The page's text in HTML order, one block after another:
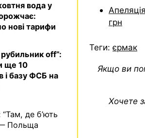
грн
Теги: єрмак
Якщо ви
Хочете
вода у
нові тарифи
off”:
ще 10
і базу ФСБ на
де б’ють
Польща